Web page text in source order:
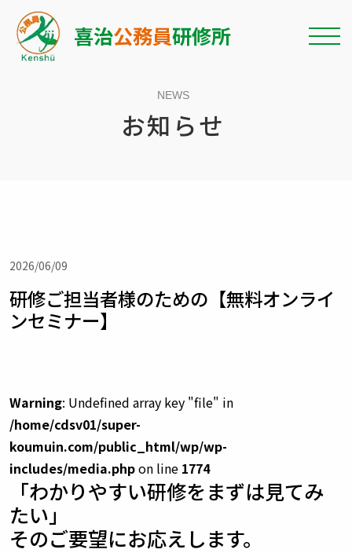
喜治公務員研修所
NEWS
お知らせ
2026/06/09
研修ご担当者様のための【無料オンライ
ンセミナー】
Warning: Undefined array key "file" in
/home/cdsv01/super-
koumuin.com/public_html/wp/wp-
includes/media.phpon line 1774
「わかりやすい研修をまずは見てみ
たい」
そのご要望にお応えします。